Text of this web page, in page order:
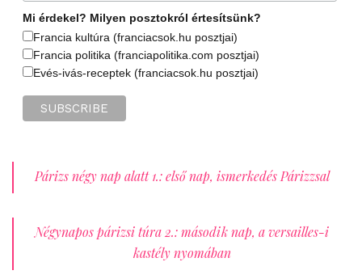
Mi érdekel? Milyen posztokról értesítsünk?
Francia kultúra (franciacsok.hu posztjai)
Francia politika (franciapolitika.com posztjai)
Evés-ivás-receptek (franciacsok.hu posztjai)
Párizs négy nap alatt 1.: első nap, ismerkedés Párizzsal
Négynapos párizsi túra 2.: második nap, a versailles-i
kastély nyomában